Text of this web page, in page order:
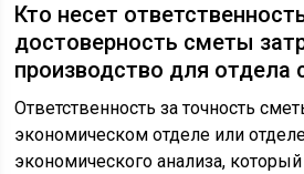
Кто несет
достоверность сметы
производство для отдела
Ответственность за точность
экономическом отделе или
экономического анализа,